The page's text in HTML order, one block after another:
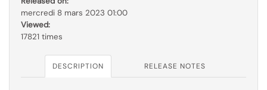
mercredi 8 mars 2023 01:00
Viewed:
17821 times
DESCRIPTION RELEASE NOTES